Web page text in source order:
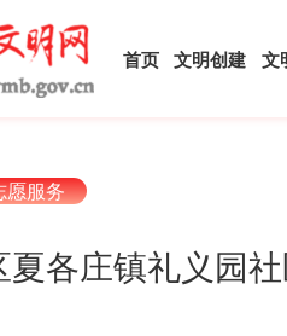
首页 文明创建 文
愿服务
夏各庄镇礼义园